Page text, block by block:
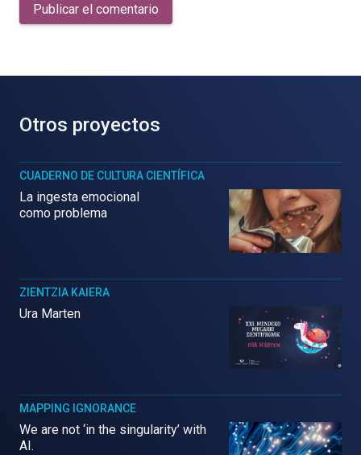
Publicar el comentario
Otros proyectos
CUADERNO DE CULTURA CIENTÍFICA
La ingesta emocional
como problema
ZIENTZIA KAIERA
Ura Marten
MAPPING IGNORANCE
We are not ‘in the singularity’ with
AI.